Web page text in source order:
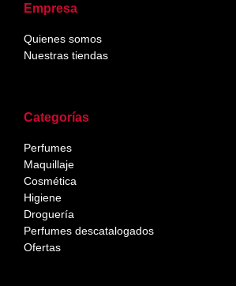
Categorías
Perfumes
Maquillaje
Cosmética
Higiene
Droguería
Perfumes descatalogados
Ofertas
Empresa
Quienes somos
Nuestras tiendas